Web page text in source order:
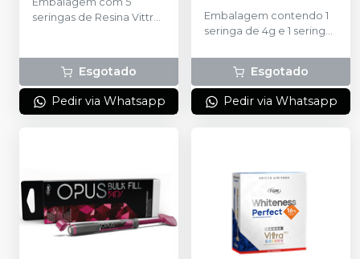
seringas de Resina Vittra
Resina Vittra APS com 2g
na cor Trans N + 1 Adesivo
Ambar APS com 6ml + 1
Esgotado
Pedir via Whatsapp
Embalagem contendo 1
seringa de 4g e 1 seringa
Esgotado
Pedir via Whatsapp